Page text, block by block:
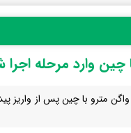
عضو شورای شهر تهران گفت: قرارداد ۲۰۰۰ واگن